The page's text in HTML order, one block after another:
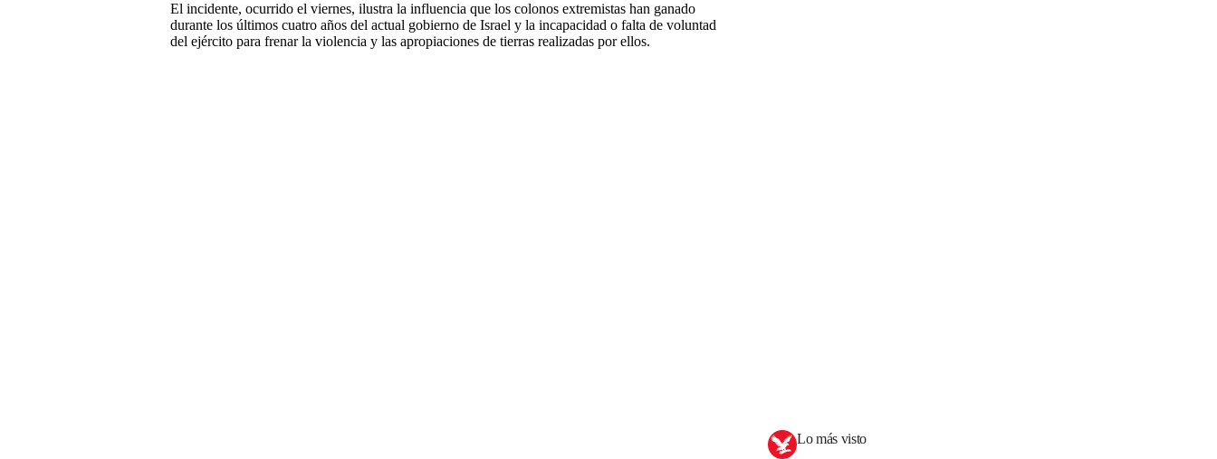
El incidente, ocurrido el viernes, ilustra la influencia que los colonos extremistas han ganado
durante los últimos cuatro años del actual gobierno de Israel y la incapacidad o falta de voluntad
del ejército para frenar la violencia y las apropiaciones de tierras realizadas por ellos.
Lo más visto